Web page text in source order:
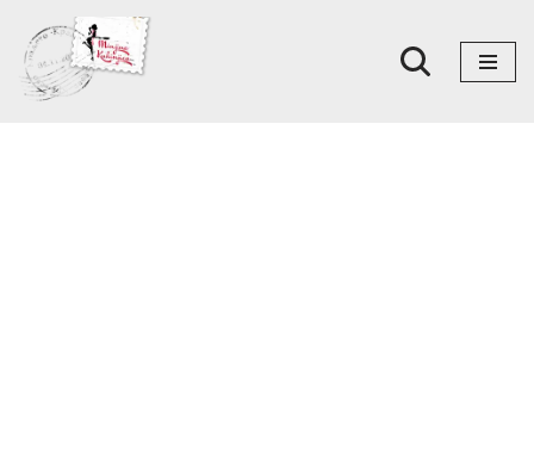
Skoči
na